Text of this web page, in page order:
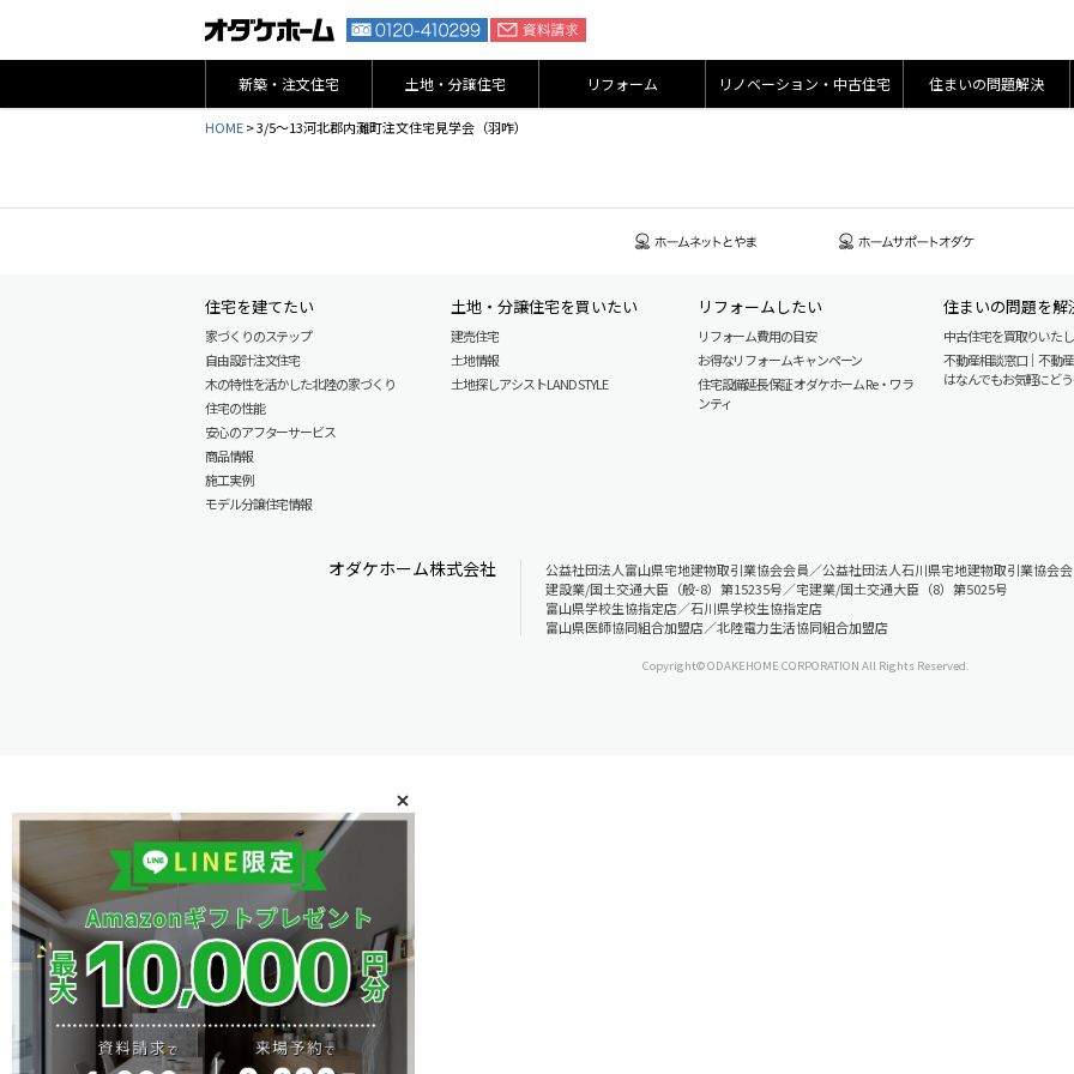
新築・注文住宅 土地・分譲住宅 リフォーム リノベーション・中古住宅 住まいの問題解決
HOME>3/5～13河北郡内灘町注文住宅見学会（羽咋）
住宅を建てたい
家づくりのステップ
自由設計注文住宅
木の特性を活かした北陸の家づくり
住宅の性能
安心のアフターサービス
商品情報
施工実例
モデル分譲住宅情報
土地・分譲住宅を買いたい
建売住宅
土地情報
土地探しアシスト LAND STYLE
リフォームしたい
リフォーム費用の目安
お得なリフォームキャンペーン
住宅設備延長保証 オダケホーム Re・ワラ
ンティ
住まいの問題を解
中古住宅を買取りいた
不動産相談窓口｜不動
はなんでもお気軽にどう
オダケホーム株式会社
公益社団法人富山県宅地建物取引業協会会員／公益社団法人石川県宅地建物取引業協会
建設業/国土交通大臣（般-8）第15235号／宅建業/国土交通大臣（8）第5025号
富山県学校生協指定店／石川県学校生協指定店
富山県医師協同組合加盟店／北陸電力生活協同組合加盟店
Copyright© ODAKEHOME CORPORATION All Rights Reserved.